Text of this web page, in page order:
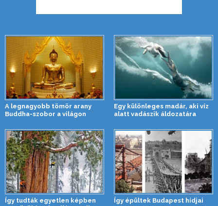
A legnagyobb tömör arany
Buddha-szobor a világon
Egy különleges madár, aki víz
alatt vadászik áldozatára
Így tudták egyetlen képben
Így épültek Budapest hídjai